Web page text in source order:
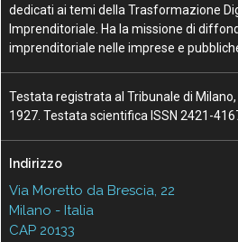
dedicati ai temi della Trasformazione
Imprenditoriale. Ha la missione di
imprenditoriale nelle imprese e
Testata registrata al Tribunale di
1927. Testata scientifica ISSN 2421-
Indirizzo
Via Moretto da Brescia, 22
Milano - Italia
CAP 20133